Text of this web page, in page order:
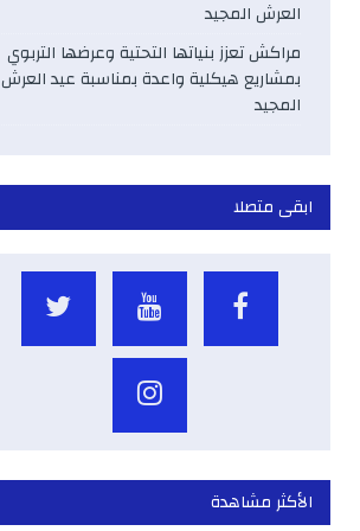
العرش المجيد
مراكش تعزز بنياتها التحتية وعرضها التربوي
بمشاريع هيكلية واعدة بمناسبة عيد العرش
المجيد
ابقى متصلا
الأكثر مشاهدة